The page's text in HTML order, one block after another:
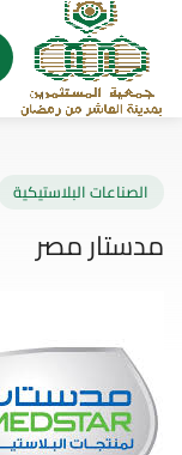
البلاستيكية
مصر